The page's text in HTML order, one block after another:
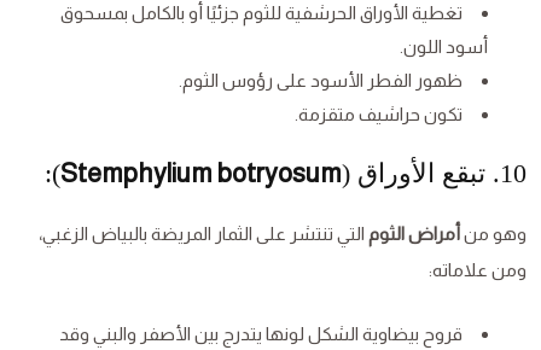
تغطية الأوراق الحرشفية للثوم جزئيًا أو بالكامل بمسحوق
أسود اللون.
ظهور الفطر الأسود على رؤوس الثوم.
تكون حراشيف متقزمة.
10. تبقع الأوراق ( Stemphylium botryosum
):
وهو منأمراض الثوم التي تنتشر على الثمار المريضة بالبياض الزغبي،
ومن علاماته:
قروح بيضاوية الشكل لونها يتدرج بين الأصفر والبني وقد